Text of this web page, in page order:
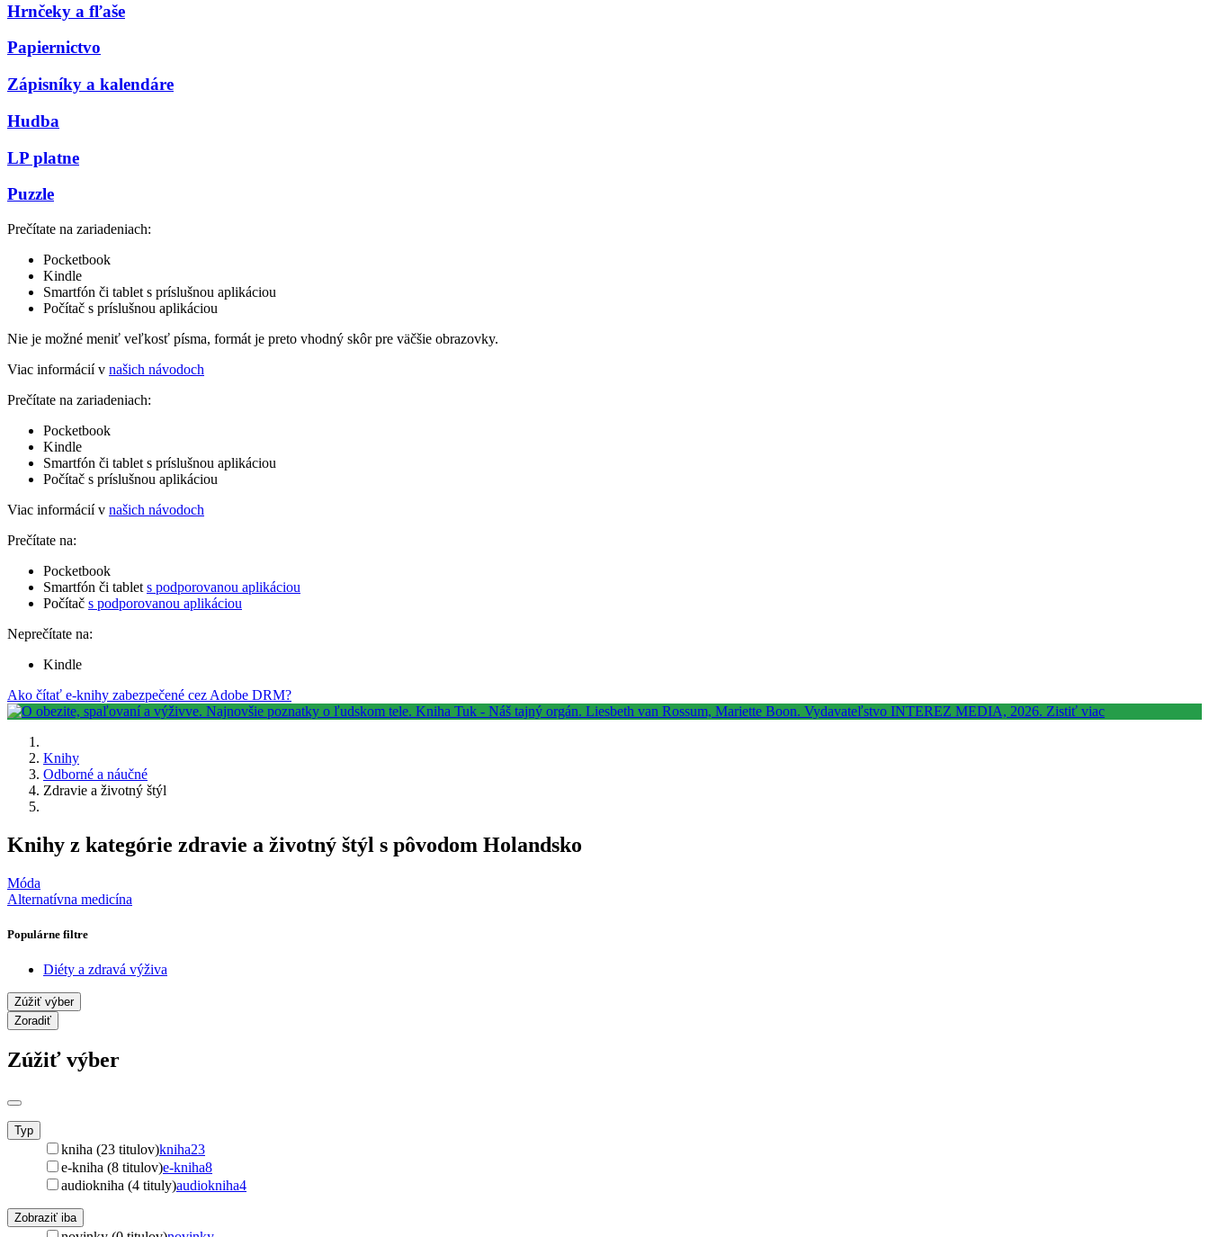
Hrnčeky a fľaše
Papiernictvo
Zápisníky a kalendáre
Hudba
LP platne
Puzzle
Prečítate na zariadeniach:
Pocketbook
Kindle
Smartfón či tablet s príslušnou aplikáciou
Počítač s príslušnou aplikáciou
Nie je možné meniť veľkosť písma, formát je preto vhodný skôr pre väčšie obrazovky.
Viac informácií v našich návodoch
Prečítate na zariadeniach:
Pocketbook
Kindle
Smartfón či tablet s príslušnou aplikáciou
Počítač s príslušnou aplikáciou
Viac informácií v našich návodoch
Prečítate na:
Pocketbook
Smartfón či tablet s podporovanou aplikáciou
Počítač s podporovanou aplikáciou
Neprečítate na:
Kindle
Ako čítať e-knihy zabezpečené cez Adobe DRM?
Knihy
Odborné a náučné
Zdravie a životný štýl
Knihy z kategórie zdravie a životný štýl s pôvodom Holandsko
Móda
Alternatívna medicína
Populárne filtre
Diéty a zdravá výživa
Zúžiť výber
Zoradiť
Zúžiť výber
Typ
kniha (23 titulov)kniha23
e-kniha (8 titulov)e-kniha8
audiokniha (4 tituly)audiokniha4
Zobraziť iba